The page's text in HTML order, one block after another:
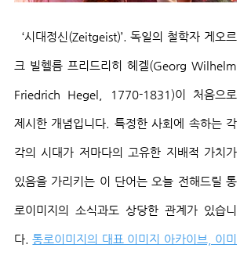
크 빌헬름 프리드리히 헤겔(Georg Wilhelm
Friedrich Hegel, 1770-1831)이 처음으로
제시한 개념입니다. 특정한 사회에 속하는 각
각의 시대가 저마다의 고유한 지배적 가치가
있음을 가리키는 이 단어는 오늘 전해드릴 통
로이미지의 소식과도 상당한 관계가 있습니
다. 통로이미지의 대표 이미지 아카이브, 이미